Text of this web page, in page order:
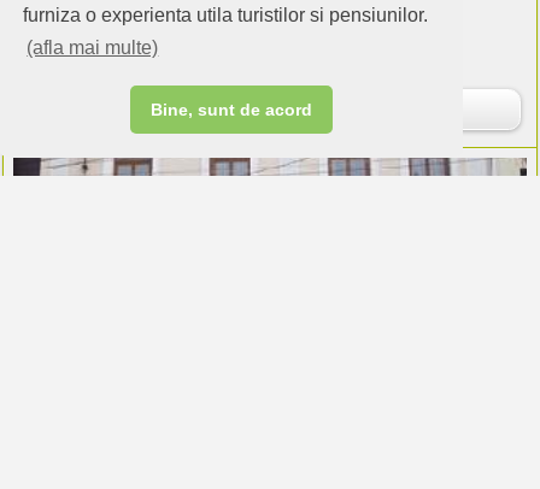
furniza o experienta utila turistilor si pensiunilor.
(afla mai multe)
Bine, sunt de acord
Brasov (Brasov)